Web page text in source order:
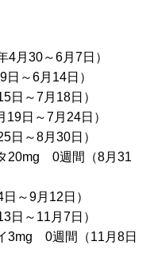
月30～6月7日）
～6月14日）
日～7月18日）
日～7月24日）
日～8月30日）
20mg 0週間（8月31
～9月12日）
日～11月7日）
3mg 0週間（11月8日